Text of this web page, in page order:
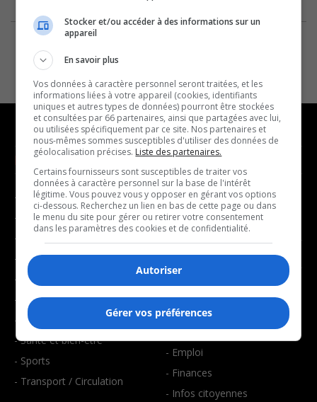
NOUVELLES
- Affaires municipales
- Communauté / Social
- Culture
- Économie
- Éducation
- Environnement
- Faits divers
- Santé et bien-être
- Sports
- Transport / Circulation
MUSIQUE
- Décompte franco
- Joué récemment
BALADOS
- Art de vivre
- Bien-être
- Emploi
- Finances
- Infos citoyennes
Stocker et/ou accéder à des informations sur un
appareil
En savoir plus
Vos données à caractère personnel seront traitées, et les
informations liées à votre appareil (cookies, identifiants
uniques et autres types de données) pourront être stockées
et consultées par 66 partenaires, ainsi que partagées avec lui,
ou utilisées spécifiquement par ce site. Nos partenaires et
nous-mêmes sommes susceptibles d'utiliser des données de
géolocalisation précises. Liste des partenaires.
Certains fournisseurs sont susceptibles de traiter vos
données à caractère personnel sur la base de l'intérêt
légitime. Vous pouvez vous y opposer en gérant vos options
ci-dessous. Recherchez un lien en bas de cette page ou dans
le menu du site pour gérer ou retirer votre consentement
dans les paramètres des cookies et de confidentialité.
Autoriser
Gérer vos préférences